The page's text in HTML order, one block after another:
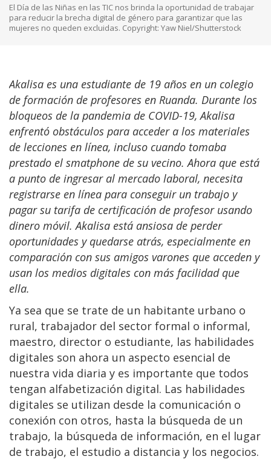
El Día de las Niñas en las TIC nos brinda la oportunidad de trabajar
para reducir la brecha digital de género para garantizar que las
mujeres no queden excluidas. Copyright: Yaw Niel/Shutterstock
Akalisa es una estudiante de 19 años en un colegio
de formación de profesores en Ruanda. Durante los
bloqueos de la pandemia de COVID-19, Akalisa
enfrentó obstáculos para acceder a los materiales
de lecciones en línea, incluso cuando tomaba
prestado el smatphone de su vecino. Ahora que está
a punto de ingresar al mercado laboral, necesita
registrarse en línea para conseguir un trabajo y
pagar su tarifa de certificación de profesor usando
dinero móvil. Akalisa está ansiosa de perder
oportunidades y quedarse atrás, especialmente en
comparación con sus amigos varones que acceden y
usan los medios digitales con más facilidad que
ella.
Ya sea que se trate de un habitante urbano o
rural, trabajador del sector formal o informal,
maestro, director o estudiante, las habilidades
digitales son ahora un aspecto esencial de
nuestra vida diaria y es importante que todos
tengan alfabetización digital. Las habilidades
digitales se utilizan desde la comunicación o
conexión con otros, hasta la búsqueda de un
trabajo, la búsqueda de información, en el lugar
de trabajo, el estudio a distancia y los negocios.